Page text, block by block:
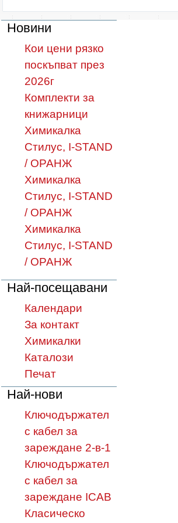
Новини
Кои цени рязко
поскъпват през
2026г
Комплекти за
книжарници
Химикалка
Стилус, I-STAND
/ ОРАНЖ
Химикалка
Стилус, I-STAND
/ ОРАНЖ
Химикалка
Стилус, I-STAND
/ ОРАНЖ
Най-посещавани
Календари
За контакт
Химикалки
Каталози
Печат
Най-нови
Ключодържател
с кабел за
зареждане 2-в-1
Ключодържател
с кабел за
зареждане ICAB
Класическо